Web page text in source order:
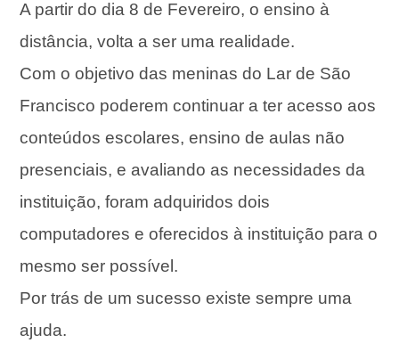
A partir do dia 8 de Fevereiro, o ensino à
distância, volta a ser uma realidade.
Com o objetivo das meninas do Lar de São
Francisco poderem continuar a ter acesso aos
conteúdos escolares, ensino de aulas não
presenciais, e avaliando as necessidades da
instituição, foram adquiridos dois
computadores e oferecidos à instituição para o
mesmo ser possível.
Por trás de um sucesso existe sempre uma
ajuda.